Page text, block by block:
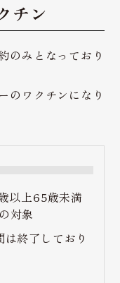
チン
のみとなっており
のワクチンになり
以上65歳未満
対象
終了しており